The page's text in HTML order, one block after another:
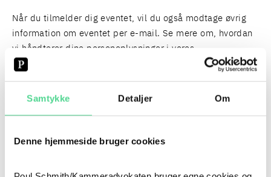
Samtykke Detaljer Om
Denne hjemmeside bruger cookies
Når du tilmelder dig eventet, vil du også modtage øvrig
information om eventet per e-mail. Se mere om, hvordan
vi håndterer dine personoplysninger i vores
databeskyttelsespolitik
PERSONER
FIND HER